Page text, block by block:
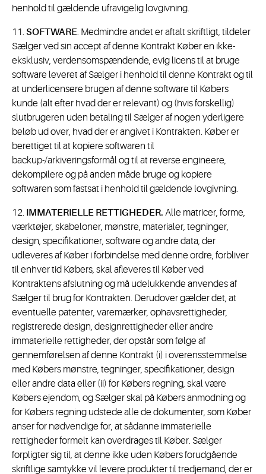
henhold til gældende ufravigelig lovgivning.
11. SOFTWARE. Medmindre andet er aftalt skriftligt, tildeler
Sælger ved sin accept af denne Kontrakt Køber en ikke-
eksklusiv, verdensomspændende, evig licens til at bruge
software leveret af Sælger i henhold til denne Kontrakt og til
at underlicensere brugen af denne software til Købers
kunde (alt efter hvad der er relevant) og (hvis forskellig)
slutbrugeren uden betaling til Sælger af nogen yderligere
beløb ud over, hvad der er angivet i Kontrakten. Køber er
berettiget til at kopiere softwaren til
backup-/arkiveringsformål og til at reverse engineere,
dekompilere og på anden måde bruge og kopiere
softwaren som fastsat i henhold til gældende lovgivning.
12. IMMATERIELLE RETTIGHEDER. Alle matricer, forme,
værktøjer, skabeloner, mønstre, materialer, tegninger,
design, specifikationer, software og andre data, der
udleveres af Køber i forbindelse med denne ordre, forbliver
til enhver tid Købers, skal afleveres til Køber ved
Kontraktens afslutning og må udelukkende anvendes af
Sælger til brug for Kontrakten. Derudover gælder det, at
eventuelle patenter, varemærker, ophavsrettigheder,
registrerede design, designrettigheder eller andre
immaterielle rettigheder, der opstår som følge af
gennemførelsen af denne Kontrakt (i) i overensstemmelse
med Købers mønstre, tegninger, specifikationer, design
eller andre data eller (ii) for Købers regning, skal være
Købers ejendom, og Sælger skal på Købers anmodning og
for Købers regning udstede alle de dokumenter, som Køber
anser for nødvendige for, at sådanne immaterielle
rettigheder formelt kan overdrages til Køber. Sælger
forpligter sig til, at denne ikke uden Købers forudgående
skriftlige samtykke vil levere produkter til tredjemand, der er